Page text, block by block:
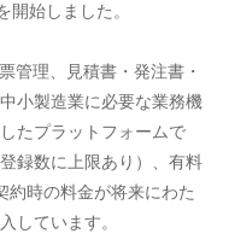
始しました。
管理、見積書・発注書・
小製造業に必要な業務機
たプラットフォームで
録数に上限あり）、有料
約時の料金が将来にわた
しています。